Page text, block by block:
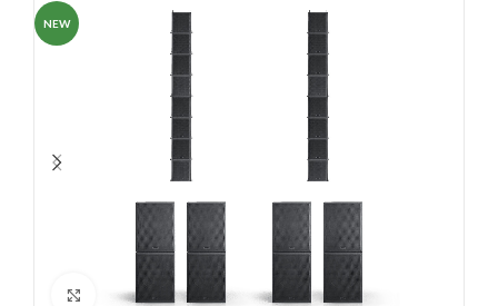
NEW
Click to enlarge